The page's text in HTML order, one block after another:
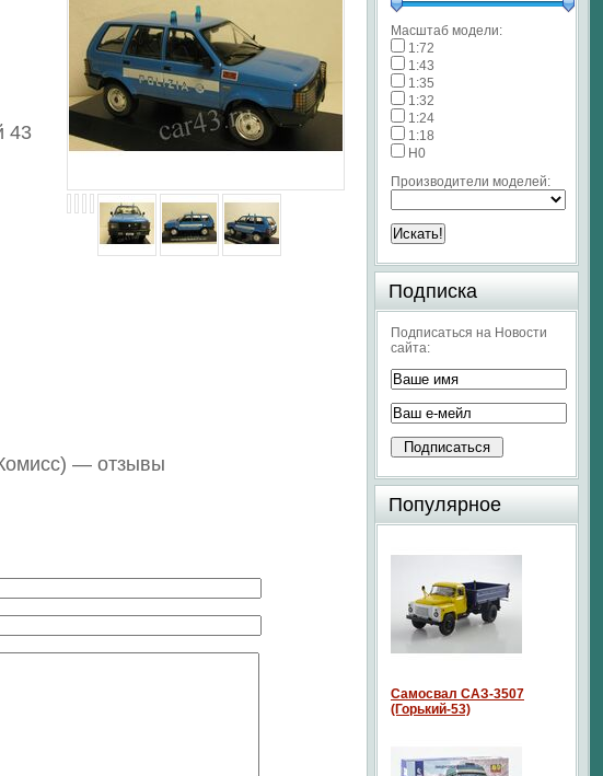
43
— отзывы
Масштаб модели:
1:72
1:43
1:35
1:32
1:24
1:18
H0
Производители моделей:
Подписка
Подписаться на Новости
сайта:
Популярное
Самосвал САЗ-3507
(Горький-53)